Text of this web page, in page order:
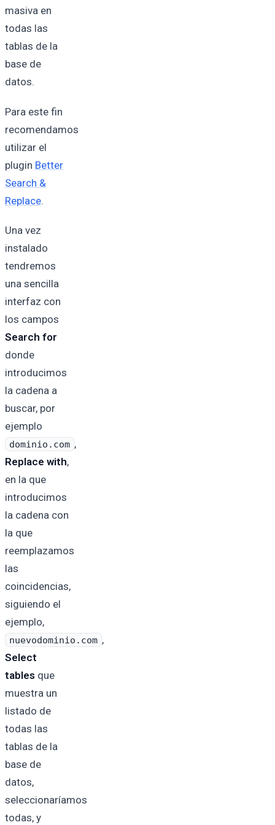
masiva en
todas las
tablas de la
base de
datos.
Para este fin
recomendamos
utilizar el
plugin Better
Search &
Replace.
Una vez
instalado
tendremos
una sencilla
interfaz con
los campos
Search for
donde
introducimos
la cadena a
buscar, por
ejemplo
dominio.com ,
Replace with,
en la que
introducimos
la cadena con
la que
reemplazamos
las
coincidencias,
siguiendo el
ejemplo,
nuevodominio.com ,
Select
tables que
muestra un
listado de
todas las
tablas de la
base de
datos,
seleccionaríamos
todas, y